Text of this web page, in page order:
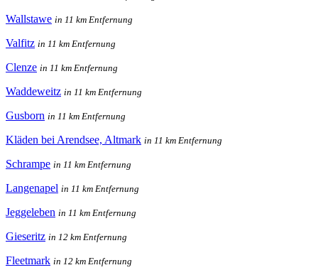
Wallstawe in 11 km Entfernung
Valfitz in 11 km Entfernung
Clenze in 11 km Entfernung
Waddeweitz in 11 km Entfernung
Gusborn in 11 km Entfernung
Kläden bei Arendsee, Altmark in 11 km Entfernung
Schrampe in 11 km Entfernung
Langenapel in 11 km Entfernung
Jeggeleben in 11 km Entfernung
Gieseritz in 12 km Entfernung
Fleetmark in 12 km Entfernung